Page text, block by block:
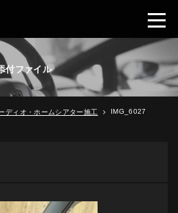
付ファイル
ディオ・ホームシアター施工 IMG_6027